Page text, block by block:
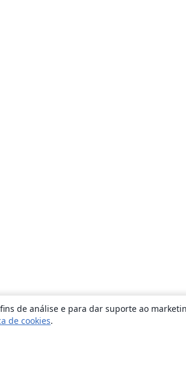
de análise e para dar suporte ao
de cookies.